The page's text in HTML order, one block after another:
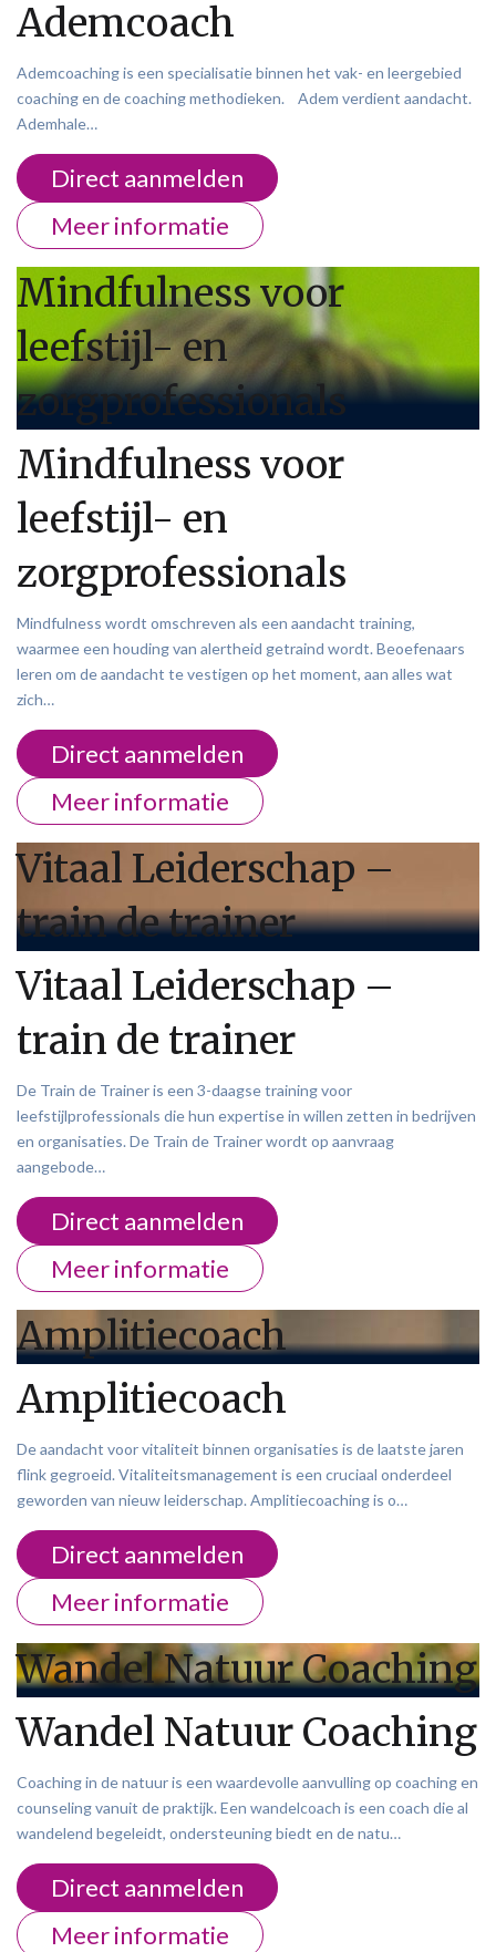
Ademcoach
Ademcoaching is een specialisatie binnen het vak- en leergebied
coaching en de coaching methodieken. Adem verdient aandacht.
Ademhale…
Direct aanmelden
Meer informatie
Mindfulness voor
leefstijl- en
zorgprofessionals
Mindfulness voor
leefstijl- en
zorgprofessionals
Mindfulness wordt omschreven als een aandacht training,
waarmee een houding van alertheid getraind wordt. Beoefenaars
leren om de aandacht te vestigen op het moment, aan alles wat
zich…
Direct aanmelden
Meer informatie
Vitaal Leiderschap –
train de trainer
Vitaal Leiderschap –
train de trainer
De Train de Trainer is een 3-daagse training voor
leefstijlprofessionals die hun expertise in willen zetten in bedrijven
en organisaties. De Train de Trainer wordt op aanvraag
aangebode…
Direct aanmelden
Meer informatie
Amplitiecoach
Amplitiecoach
De aandacht voor vitaliteit binnen organisaties is de laatste jaren
flink gegroeid. Vitaliteitsmanagement is een cruciaal onderdeel
geworden van nieuw leiderschap. Amplitiecoaching is o…
Direct aanmelden
Meer informatie
Wandel Natuur Coaching
Wandel Natuur Coaching
Coaching in de natuur is een waardevolle aanvulling op coaching en
counseling vanuit de praktijk. Een wandelcoach is een coach die al
wandelend begeleidt, ondersteuning biedt en de natu…
Direct aanmelden
Meer informatie